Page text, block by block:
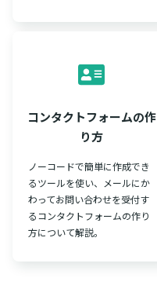
コンタクトフォームの作
り方
ノーコードで簡単に作成でき
るツールを使い、メールにか
わってお問い合わせを受付す
るコンタクトフォームの作り
方について解説。